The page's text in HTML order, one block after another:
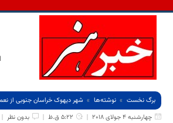
برگ نخست نوشته‌ها
شهر دیهوک خراسان جنوبی از
چهارشنبه 4 جولای 2018
5:22 ق.ظ بدون نظر